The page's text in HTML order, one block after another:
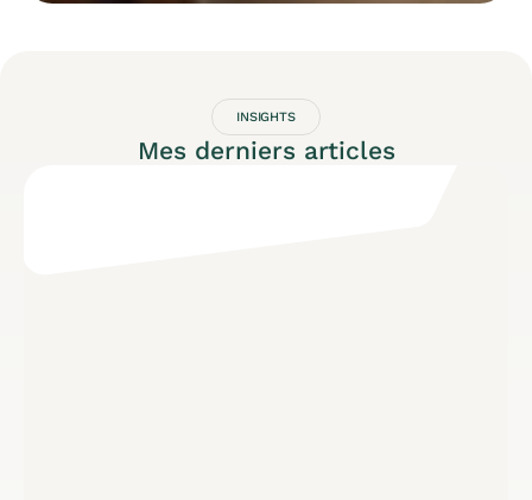
INSIGHTS
Mes derniers articles